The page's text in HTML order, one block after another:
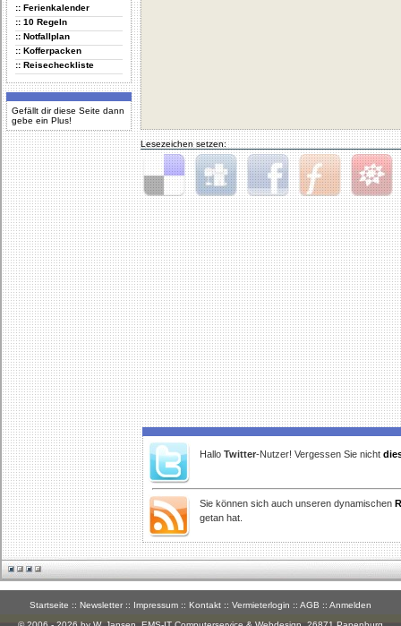
:: Ferienkalender
:: 10 Regeln
:: Notfallplan
:: Kofferpacken
:: Reisecheckliste
Gefällt dir diese Seite dann
gebe ein Plus!
Lesezeichen setzen:
Delicious Digg Facebook Furl StudiVZ
Hallo Twitter-Nutzer! Vergessen Sie nicht
Sie können sich auch unseren dynamischen
getan hat.
Startseite :: Newsletter :: Impressum :: Kontakt :: Vermieterlogin :: AGB :: Anmelden